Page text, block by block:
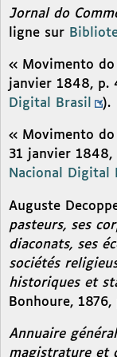
Jornal do
ligne sur
« Movimento
janvier 1848, p.
Digital Brasil
).
« Movimento
31 janvier
Nacional Digital
Auguste
pasteurs, ses
diaconats, ses
sociétés
historiques et
Bonhoure,
Annuaire
magistrature et